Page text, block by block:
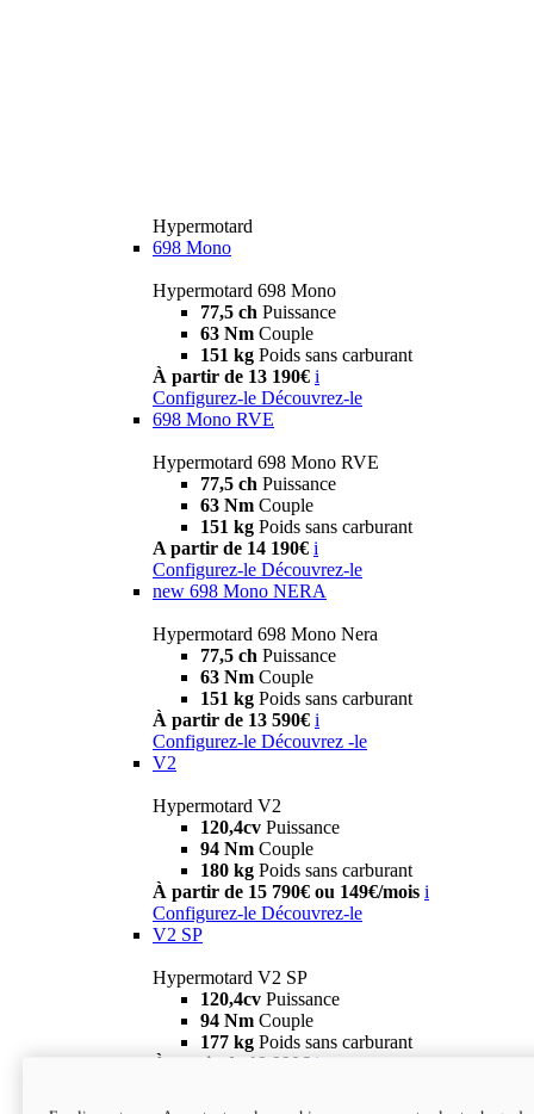
Hypermotard
698 Mono
Hypermotard 698 Mono
77,5 ch Puissance
63 Nm Couple
151 kg Poids sans carburant
À partir de 13 190€ i
Configurez-le Découvrez-le
698 Mono RVE
Hypermotard 698 Mono RVE
77,5 ch Puissance
63 Nm Couple
151 kg Poids sans carburant
A partir de 14 190€ i
Configurez-le Découvrez-le
new 698 Mono NERA
Hypermotard 698 Mono Nera
77,5 ch Puissance
63 Nm Couple
151 kg Poids sans carburant
À partir de 13 590€ i
Configurez-le Découvrez -le
V2
Hypermotard V2
120,4cv Puissance
94 Nm Couple
180 kg Poids sans carburant
À partir de 15 790€ ou 149€/mois i
Configurez-le Découvrez-le
V2 SP
Hypermotard V2 SP
120,4cv Puissance
94 Nm Couple
177 kg Poids sans carburant
À partir de 19 990€ i
new
V2 SP 100